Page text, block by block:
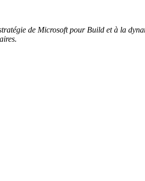
de Microsoft pour Build et à la